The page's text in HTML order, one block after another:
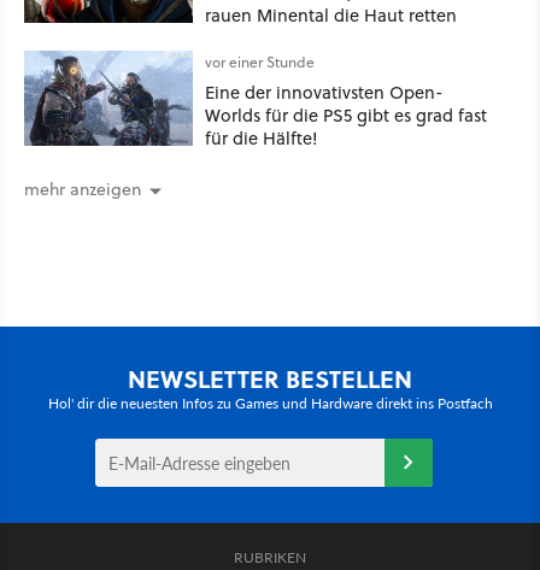
rauen Minental die Haut retten
vor einer Stunde
Eine der innovativsten Open-
Worlds für die PS5 gibt es grad fast
für die Hälfte!
mehr anzeigen
NEWSLETTER BESTELLEN
Hol' dir die neuesten Infos zu Games und Hardware direkt ins Postfach
RUBRIKEN